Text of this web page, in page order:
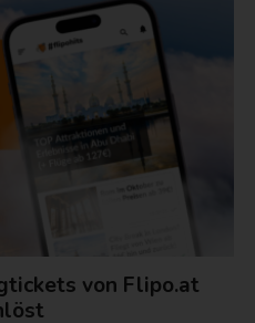
von Flipo.at